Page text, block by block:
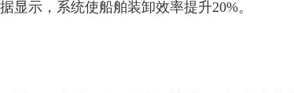
显示，系统使船舶装卸效率提升20%。